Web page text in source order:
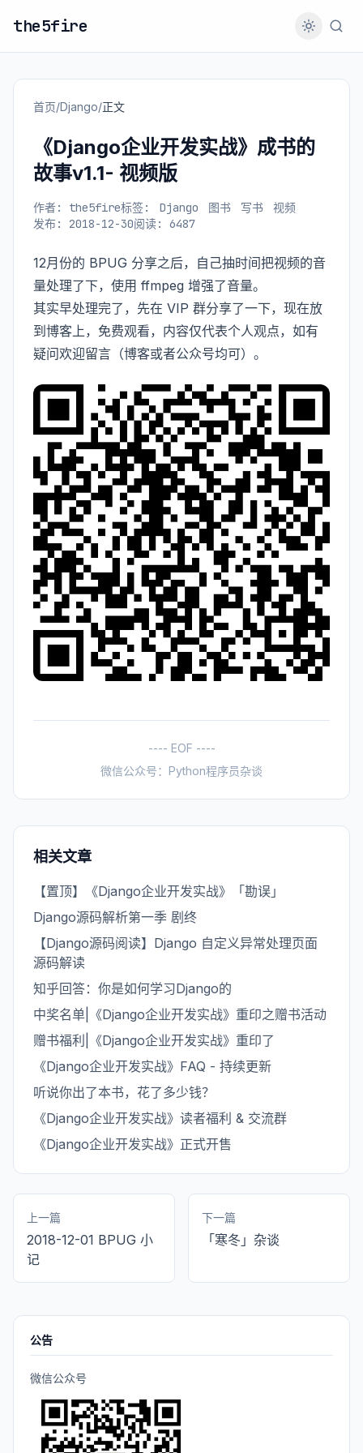
the5fire
首页/Django/正文
《Django企业开发实战》成书的
故事v1.1- 视频版
作者: the5fire标签: Django 图书 写书
视频
发布: 2018-12-30阅读: 6487
12月份的 BPUG 分享之后，自己抽时间把视频的音
量处理了下，使用 ffmpeg 增强了音量。
其实早处理完了，先在 VIP 群分享了一下，现在放
到博客上，免费观看，内容仅代表个人观点，如有
疑问欢迎留言（博客或者公众号均可）。
---- EOF ----
微信公众号：Python程序员杂谈
相关文章
【置顶】《Django企业开发实战》「勘误」
Django源码解析第一季 剧终
【Django源码阅读】Django 自定义异常处理页面
源码解读
知乎回答：你是如何学习Django的
中奖名单|《Django企业开发实战》重印之赠书活动
赠书福利|《Django企业开发实战》重印了
《Django企业开发实战》FAQ - 持续更新
听说你出了本书，花了多少钱？
《Django企业开发实战》读者福利 & 交流群
《Django企业开发实战》正式开售
上一篇
2018-12-01 BPUG 小
记
下一篇
「寒冬」杂谈
公告
微信公众号